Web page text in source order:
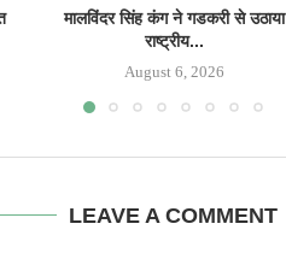
मालविंदर सिंह कंग ने गडकरी से उठाया
राष्ट्रीय...
August 6, 2026
LEAVE A COMMENT